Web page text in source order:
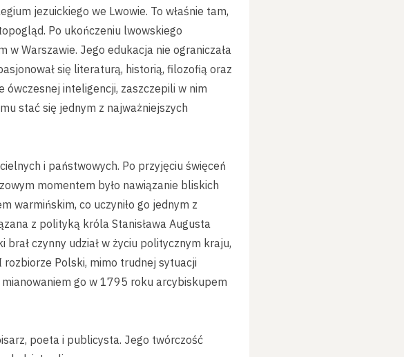
jezuickiego we Lwowie. To właśnie tam,
Po ukończeniu lwowskiego
w Warszawie. Jego edukacja nie ograniczała
się literaturą, historią, filozofią oraz
inteligencji, zaszczepili w nim
stać się jednym z najważniejszych
i państwowych. Po przyjęciu święceń
momentem było nawiązanie bliskich
warmińskim, co uczyniło go jednym z
z polityką króla Stanisława Augusta
czynny udział w życiu politycznym kraju,
Polski, mimo trudnej sytuacji
go w 1795 roku arcybiskupem
poeta i publicysta. Jego twórczość